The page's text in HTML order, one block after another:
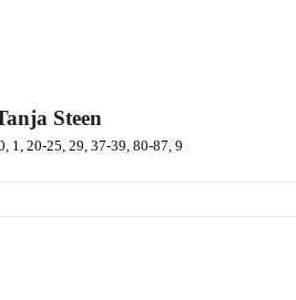
Steen
1, 20-25, 29, 37-39, 80-87, 9